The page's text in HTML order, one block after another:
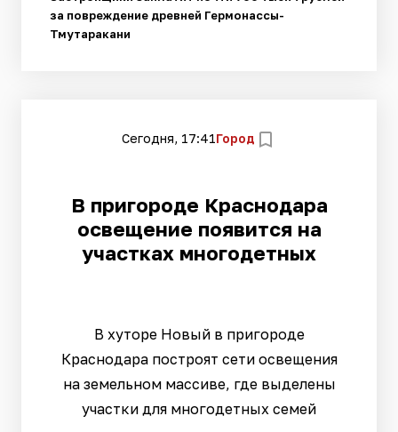
за повреждение древней Гермонассы-
Тмутаракани
Сегодня, 17:41Город
В пригороде Краснодара
освещение появится на
участках многодетных
В хуторе Новый в пригороде
Краснодара построят сети освещения
на земельном массиве, где выделены
участки для многодетных семей